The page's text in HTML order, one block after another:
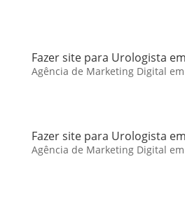
Fazer site para Urologista
Agência de Marketing Digital
Fazer site para Urologista
Agência de Marketing Digital